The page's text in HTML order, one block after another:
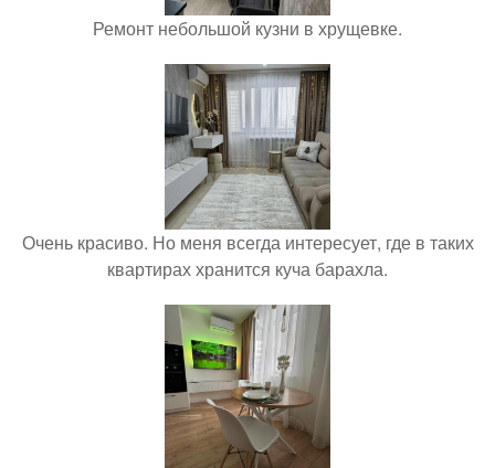
Ремонт небольшой кузни в хрущевке.
Очень красиво. Но меня всегда интересует, где в таких
квартирах хранится куча барахла.